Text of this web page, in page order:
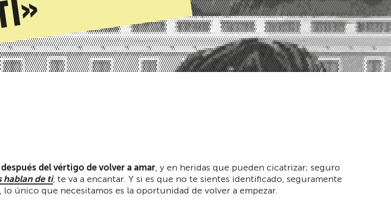
del vértigo de volver a amar, y en heridas que pueden cicatrizar; seguro
hablan de ti, te va a encantar. Y si es que no te sientes identificado, seguramente
único que necesitamos es la oportunidad de volver a empezar.